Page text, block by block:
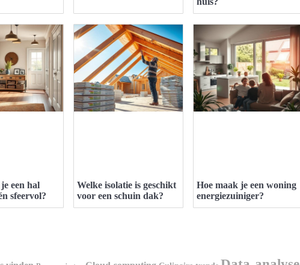
een hal
sfeervol?
Welke isolatie is geschikt
voor een schuin dak?
Hoe maak je een woning
energiezuiniger?